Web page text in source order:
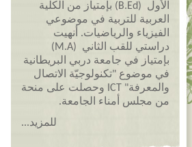
الأول (B.Ed) بإمتياز من الكلية
العربية للتربية في موضوعي
الفيزياء والرياضيات. أنهيت
دراستي للقب الثاني (M.A)
بإمتياز في جامعة دربي البريطانية
في موضوع "تكنولوجيّة الاتصال
والمعرفة" ICT وحصلت على منحة
من مجلس أمناء الجامعة.
للمزيد...